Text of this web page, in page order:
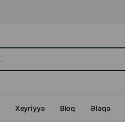
Xeyriyyə Bloq Əlaqə